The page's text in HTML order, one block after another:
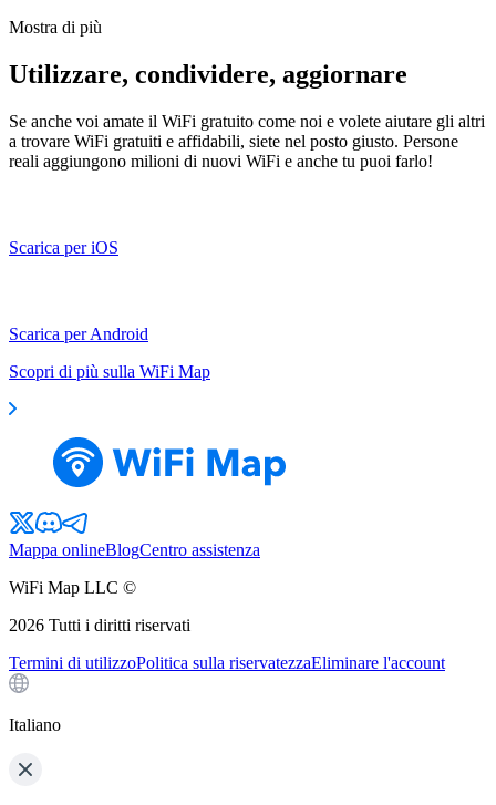
Mostra di più
Utilizzare, condividere, aggiornare
Se anche voi amate il WiFi gratuito come noi e volete aiutare gli altri
a trovare WiFi gratuiti e affidabili, siete nel posto giusto. Persone
reali aggiungono milioni di nuovi WiFi e anche tu puoi farlo!
Scarica per iOS
Scarica per Android
Scopri di più sulla WiFi Map
Mappa onlineBlogCentro assistenza
WiFi Map LLC ©
2026 Tutti i diritti riservati
Termini di utilizzoPolitica sulla riservatezzaEliminare l'account
Italiano